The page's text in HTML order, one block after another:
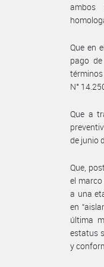
ambos
Que en
pago
N°
Que a
de junio
Que,
el marco
a una
en
última
estatus
y